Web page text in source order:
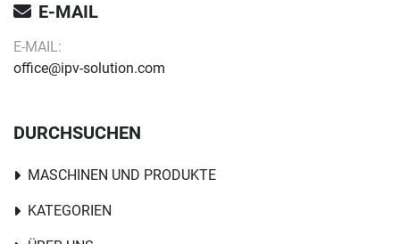
E-MAIL
E-MAIL:
office@ipv-solution.com
DURCHSUCHEN
MASCHINEN UND PRODUKTE
KATEGORIEN